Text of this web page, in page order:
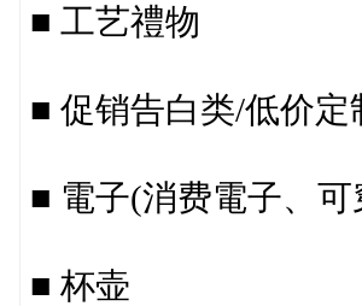
■ 工艺禮物
■ 促销告白类/低价定
■ 電子(消费電子、
■ 杯壶